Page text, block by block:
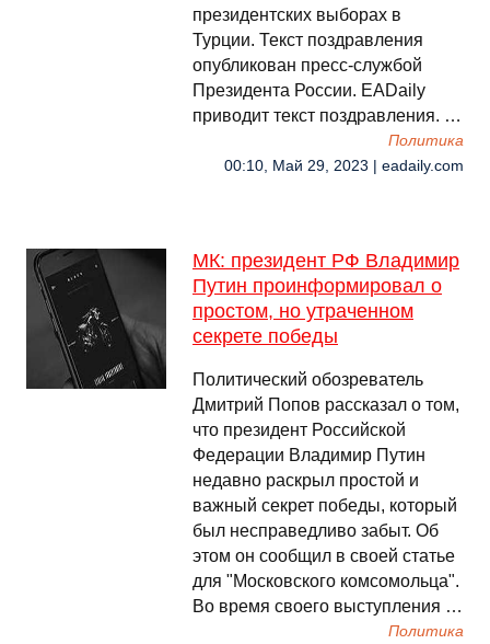
президентских выборах в
Турции. Текст поздравления
опубликован пресс-службой
Президента России. EADaily
приводит текст поздравления. …
Политика
00:10, Май 29, 2023 | eadaily.com
МК: президент РФ Владимир
Путин проинформировал о
простом, но утраченном
секрете победы
Политический обозреватель
Дмитрий Попов рассказал о том,
что президент Российской
Федерации Владимир Путин
недавно раскрыл простой и
важный секрет победы, который
был несправедливо забыт. Об
этом он сообщил в своей статье
для "Московского комсомольца".
Во время своего выступления …
Политика